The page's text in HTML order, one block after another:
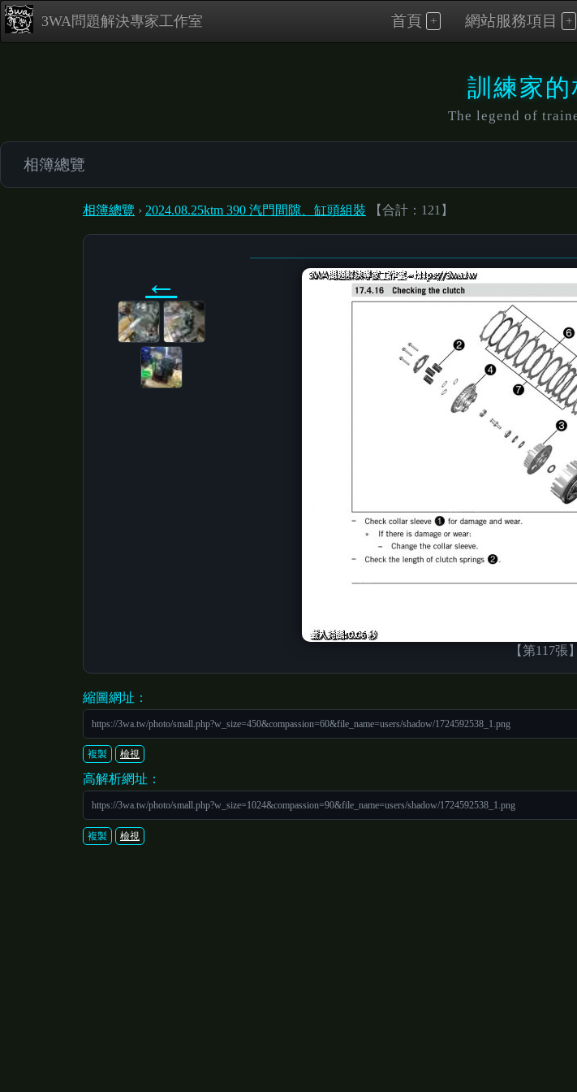
3WA問題解決專家工作室 首頁 網站服務項目
訓練家的
The legend of
相簿總覽
相簿總覽 › 2024.08.25ktm 390 汽門間隙、缸頭組裝 【合計：121】
←
【第117張】
縮圖網址：
https://3wa.tw/photo/small.php?w_size=450&compassion=60&file_name=users/shadow/1724592538_1.png
複製 檢視
高解析網址：
https://3wa.tw/photo/small.php?w_size=1024&compassion=90&file_name=users/shadow/1724592538_1.png
複製 檢視